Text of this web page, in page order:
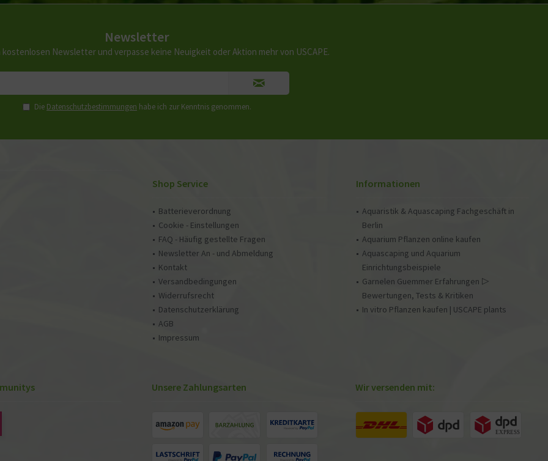
Newsletter
Newsletter und verpasse keine Neuigkeit oder Aktion mehr von USCAPE.
Die Datenschutzbestimmungen habe ich zur Kenntnis genommen.
Shop Service
Batterieverordnung
Cookie - Einstellungen
FAQ - Häufig gestellte Fragen
Newsletter An - und Abmeldung
Kontakt
Versandbedingungen
Widerrufsrecht
Datenschutzerklärung
AGB
Impressum
Informationen
Aquaristik & Aquascaping Fachgeschäft in
Berlin
Aquarium Pflanzen online kaufen
Aquascaping und Aquarium
Einrichtungsbeispiele
Garnelen Guemmer Erfahrungen ▷
Bewertungen, Tests & Kritiken
In vitro Pflanzen kaufen | USCAPE plants
Unsere Zahlungsarten Wir versenden mit: